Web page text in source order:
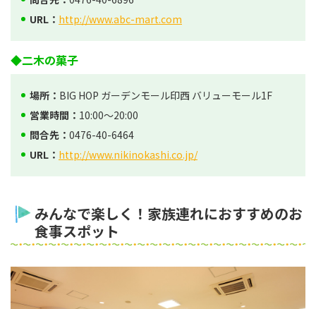
URL： http://www.abc-mart.com
◆二木の菓子
場所： BIG HOP ガーデンモール印西 バリューモール1F
営業時間： 10:00～20:00
問合先： 0476-40-6464
URL： http://www.nikinokashi.co.jp/
みんなで楽しく！家族連れにおすすめのお
食事スポット